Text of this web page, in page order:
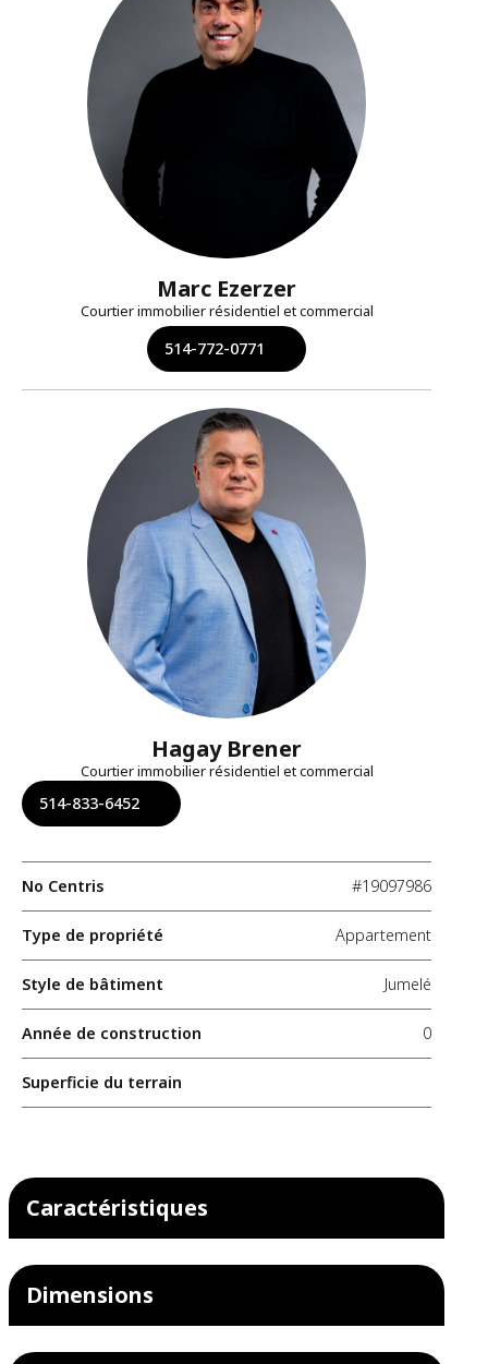
Marc Ezerzer
Courtier immobilier résidentiel et commercial
514-772-0771
Hagay Brener
Courtier immobilier résidentiel et commercial
514-833-6452
No Centris #19097986
Type de propriété Appartement
Style de bâtiment Jumelé
Année de construction 0
Superficie du terrain
Caractéristiques
Dimensions